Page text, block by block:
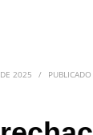
2025 /